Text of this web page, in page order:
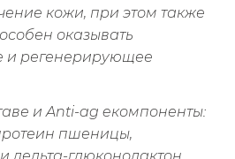
кожи, при этом также
оказывать
и регенерирующее
и Anti-ag eкомпоненты:
пшеницы,